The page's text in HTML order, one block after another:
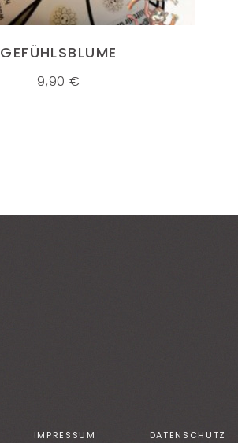
GEFÜHLSBLUME
9,90 €
IMPRESSUM DATENSCHUTZ